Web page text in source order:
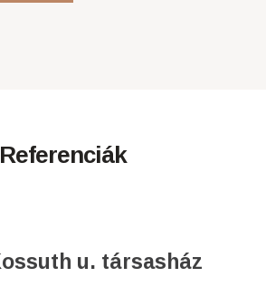
Referenciák
u. társasház